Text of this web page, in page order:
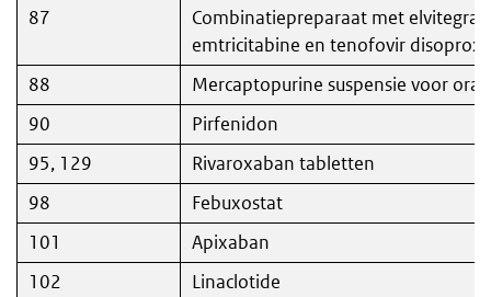
87
Combinatiepreparaat met
emtricitabine en tenofovir
88
Mercaptopurine suspensie voor
90
Pirfenidon
95, 129
Rivaroxaban tabletten
98
Febuxostat
101
Apixaban
102
Linaclotide